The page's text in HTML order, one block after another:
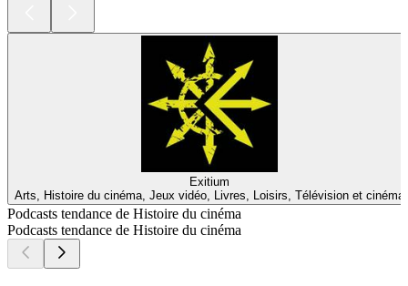
Exitium
Arts, Histoire du cinéma, Jeux vidéo, Livres, Loisirs, Télévision et cinéma
Podcasts tendance de Histoire du cinéma
Podcasts tendance de Histoire du cinéma